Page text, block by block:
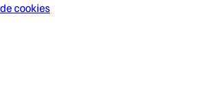
cookies